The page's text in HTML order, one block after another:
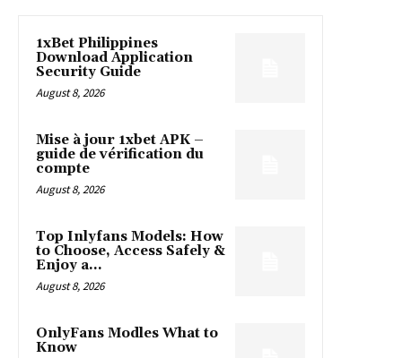
1xBet Philippines
Download Application
Security Guide
August 8, 2026
Mise à jour 1xbet APK –
guide de vérification du
compte
August 8, 2026
Top Inlyfans Models: How
to Choose, Access Safely &
Enjoy a...
August 8, 2026
OnlyFans Modles What to
Know